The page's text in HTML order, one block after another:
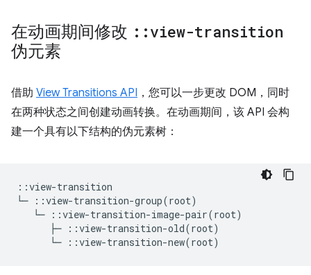
在动画期间修改 ::view-transition
伪元素
借助 View Transitions API ，您可以一步更改 DOM，同时
在两种状态之间创建动画转换。在动画期间，该 API 会构
建一个具有以下结构的伪元素树：
::view-transition
└─ ::view-transition-group(root)
   └─ ::view-transition-image-pair(root)
      ├─ ::view-transition-old(root)